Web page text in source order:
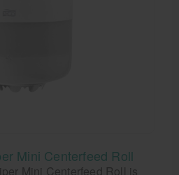
Mini Centerfeed Roll
Mini Centerfeed Roll is